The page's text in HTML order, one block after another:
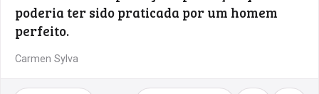
poderia ter sido praticada por um homem
perfeito.
Carmen Sylva